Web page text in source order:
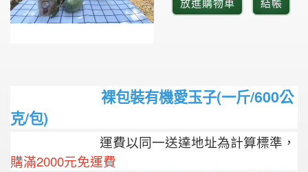
裸包裝有機愛玉子(一斤/600公
克/包)
運費以同一送達地址為計算標準，
購滿2000元免運費